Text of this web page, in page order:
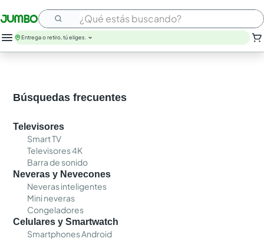
¿Qué estás buscando?
papel higienico
galletas
aceite
queso
pollo
Entrega o retiro, tú eliges.
Búsquedas frecuentes
Televisores
Smart TV
Televisores 4K
Barra de sonido
Neveras y Nevecones
Neveras inteligentes
Mini neveras
Congeladores
Celulares y Smartwatch
Smartphones Android